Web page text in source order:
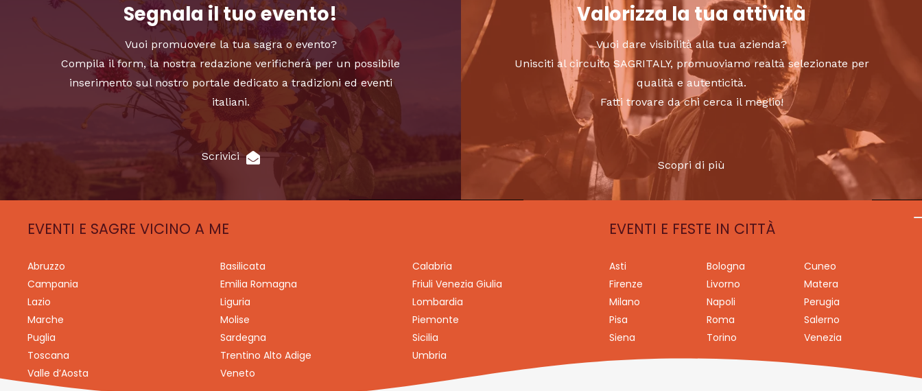
Segnala il tuo evento!
Vuoi promuovere la tua sagra o evento?
Compila il form, la nostra redazione verificherà per un possibile
inserimento sul nostro portale dedicato a tradizioni ed eventi
italiani.
Scrivici
Valorizza la tua attività
Vuoi dare visibilità alla tua azienda?
Unisciti al circuito SAGRITALY, promuoviamo realtà selezionate per
qualità e autenticità.
Fatti trovare da chi cerca il meglio!
Scopri di più
EVENTI E SAGRE VICINO A ME
Abruzzo Basilicata
Calabria
Campania
Emilia Romagna
Friuli Venezia Giulia
Lazio
Liguria
Lombardia
Marche
Molise
Piemonte
Puglia
Sardegna
Sicilia
Toscana
Trentino Alto Adige
Umbria
Valle d’Aosta
Veneto
EVENTI E FESTE IN CITTÀ
Asti Bologna
Cuneo
Firenze
Livorno
Matera
Milano
Napoli
Perugia
Pisa
Roma
Salerno
Siena
Torino Venezia